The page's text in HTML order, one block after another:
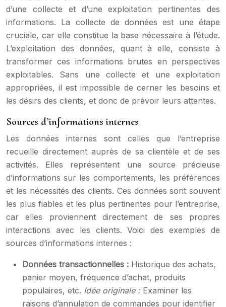
d’une collecte et d’une exploitation pertinentes des
informations. La collecte de données est une étape
cruciale, car elle constitue la base nécessaire à l’étude.
L’exploitation des données, quant à elle, consiste à
transformer ces informations brutes en perspectives
exploitables. Sans une collecte et une exploitation
appropriées, il est impossible de cerner les besoins et
les désirs des clients, et donc de prévoir leurs attentes.
Sources d’informations internes
Les données internes sont celles que l’entreprise
recueille directement auprès de sa clientèle et de ses
activités. Elles représentent une source précieuse
d’informations sur les comportements, les préférences
et les nécessités des clients. Ces données sont souvent
les plus fiables et les plus pertinentes pour l’entreprise,
car elles proviennent directement de ses propres
interactions avec les clients. Voici des exemples de
sources d’informations internes :
Données transactionnelles : Historique des achats,
panier moyen, fréquence d’achat, produits
populaires, etc. Idée originale : Examiner les
raisons d’annulation de commandes pour identifier